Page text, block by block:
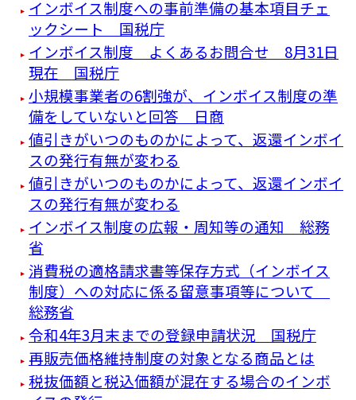
インボイス制度への事前準備の基本項目チェ
ックシート 国税庁
インボイス制度 よくあるお問合せ 8月31日
現在 国税庁
小規模事業者の6割強が、インボイス制度の準
備をしていないと回答 日商
値引きがいつのものかによって、返還インボイ
スの発行有無が変わる
値引きがいつのものかによって、返還インボイ
スの発行有無が変わる
インボイス制度の広報・周知等の通知 総務
省
消費税の適格請求書等保存方式（インボイス
制度）への対応に係る留意事項等について
総務省
令和4年3月末までの登録申請状況 国税庁
再販売価格維持制度の対象となる商品とは
税抜価額と税込価額が混在する場合のインボ